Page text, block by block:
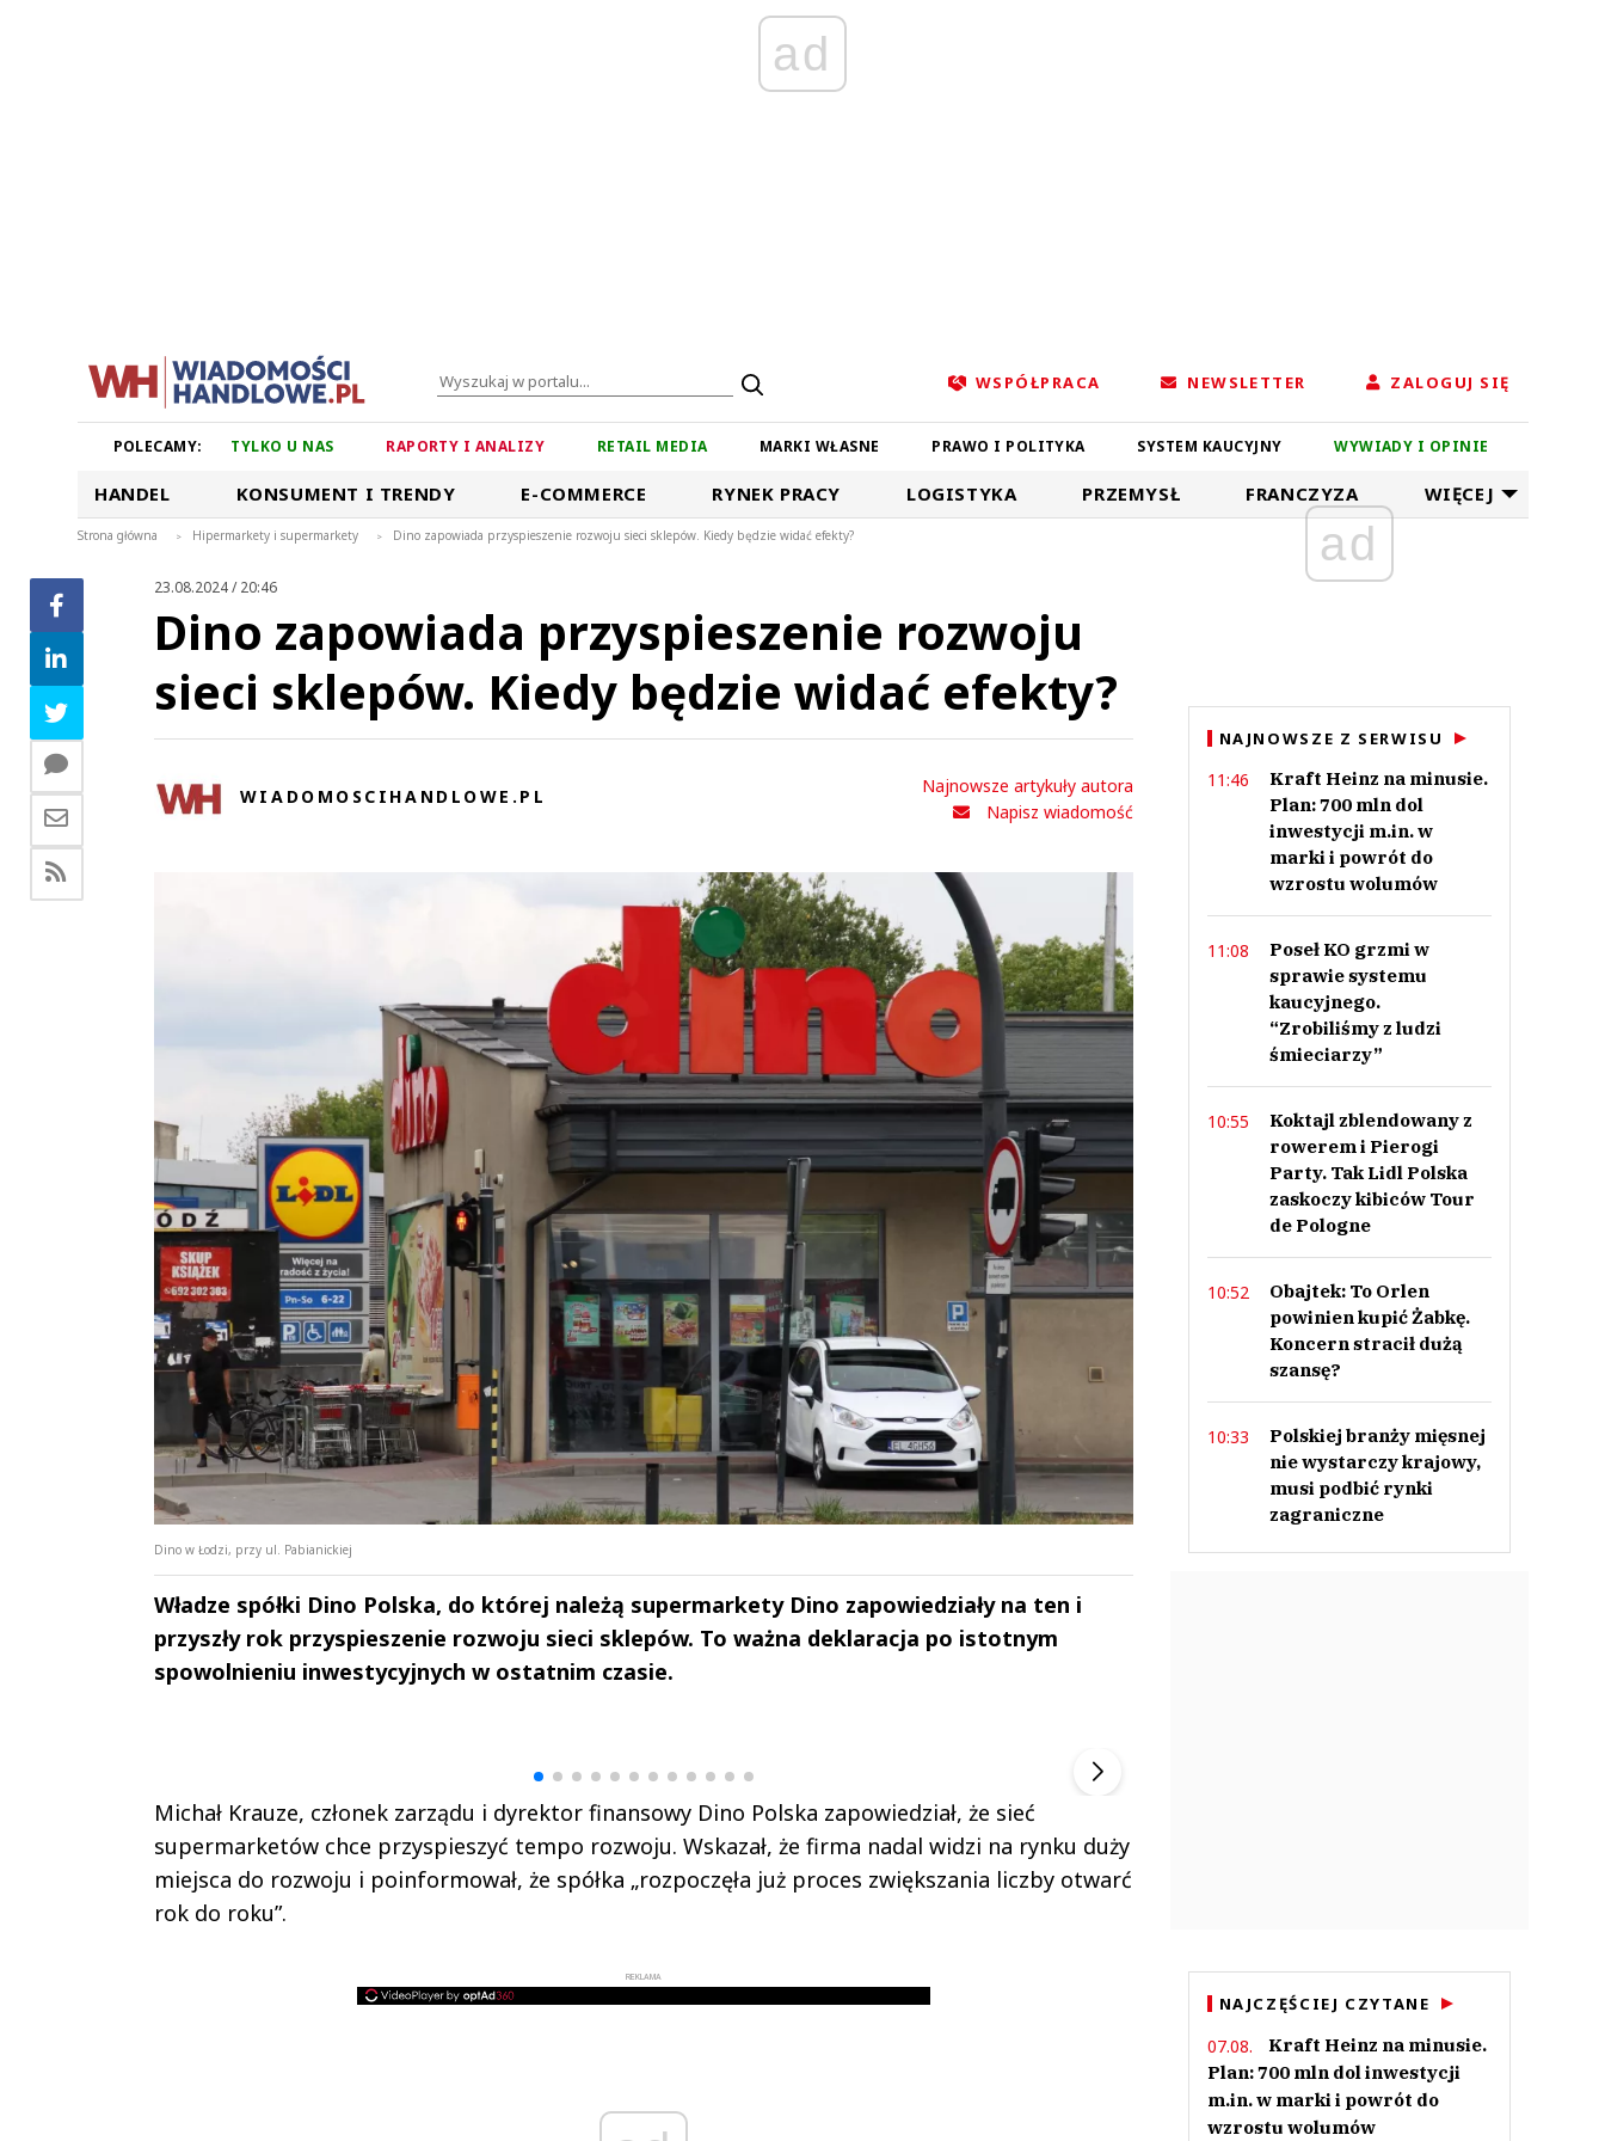
ad
WSPÓŁPRACA NEWSLETTER ZALOGUJ SIĘ
POLECAMY: TYLKO U NAS RAPORTY I ANALIZY RETAIL MEDIA MARKI WŁASNE PRAWO I POLITYKA SYSTEM KAUCYJNY WYWIADY I OPINIE
HANDEL KONSUMENT I TRENDY E-COMMERCE RYNEK PRACY LOGISTYKA PRZEMYSŁ FRANCZYZA WIĘCEJ
Strona główna > Hipermarkety i supermarkety > Dino zapowiada przyspieszenie rozwoju sieci sklepów. Kiedy będzie widać efekty?
23.08.2024 / 20:46
Dino zapowiada przyspieszenie rozwoju
sieci sklepów. Kiedy będzie widać efekty?
WIADOMOSCIHANDLOWE.PL
Najnowsze artykuły autora
Napisz wiadomość
Dino w Łodzi, przy ul. Pabianickiej
Władze spółki Dino Polska, do której należą supermarkety Dino zapowiedziały na ten i
przyszły rok przyspieszenie rozwoju sieci sklepów. To ważna deklaracja po istotnym
spowolnieniu inwestycyjnych w ostatnim czasie.
Michał Krauze, członek zarządu i dyrektor finansowy Dino Polska zapowiedział, że sieć
supermarketów chce przyspieszyć tempo rozwoju. Wskazał, że firma nadal widzi na rynku duży
miejsca do rozwoju i poinformował, że spółka „rozpoczęła już proces zwiększania liczby otwarć
rok do roku”.
REKLAMA
ad
NAJNOWSZE Z SERWISU
11:46
Kraft Heinz na minusie.
Plan: 700 mln dol
inwestycji m.in. w
marki i powrót do
wzrostu wolumów
11:08
Poseł KO grzmi w
sprawie systemu
kaucyjnego.
“Zrobiliśmy z ludzi
śmieciarzy”
10:55
Koktajl zblendowany z
rowerem i Pierogi
Party. Tak Lidl Polska
zaskoczy kibiców Tour
de Pologne
10:52
Obajtek: To Orlen
powinien kupić Żabkę.
Koncern stracił dużą
szansę?
10:33
Polskiej branży mięsnej
nie wystarczy krajowy,
musi podbić rynki
zagraniczne
NAJCZĘŚCIEJ CZYTANE
07.08.
Kraft Heinz na minusie.
Plan: 700 mln dol inwestycji
m.in. w marki i powrót do
wzrostu wolumów